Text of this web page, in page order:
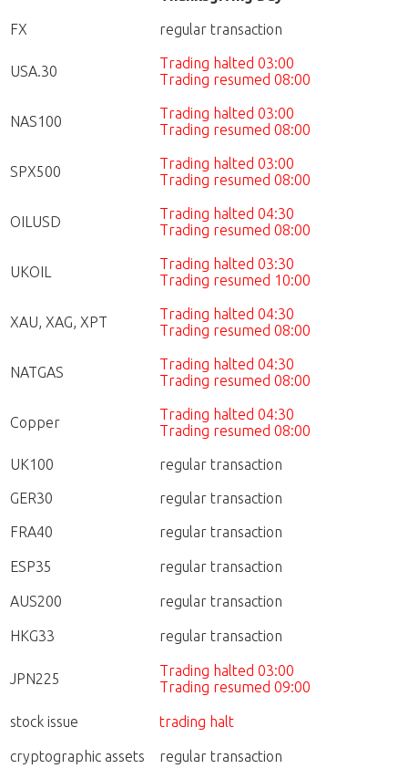
FX regular transaction
USA.30
Trading halted 03:00
Trading resumed 08:00
NAS100
Trading halted 03:00
Trading resumed 08:00
SPX500
Trading halted 03:00
Trading resumed 08:00
OILUSD
Trading halted 04:30
Trading resumed 08:00
UKOIL
Trading halted 03:30
Trading resumed 10:00
XAU, XAG, XPT
Trading halted 04:30
Trading resumed 08:00
NATGAS
Trading halted 04:30
Trading resumed 08:00
Copper
Trading halted 04:30
Trading resumed 08:00
UK100 regular transaction
GER30 regular transaction
FRA40 regular transaction
ESP35 regular transaction
AUS200 regular transaction
HKG33 regular transaction
JPN225
Trading halted 03:00
Trading resumed 09:00
stock issue trading halt
cryptographic assets regular transaction